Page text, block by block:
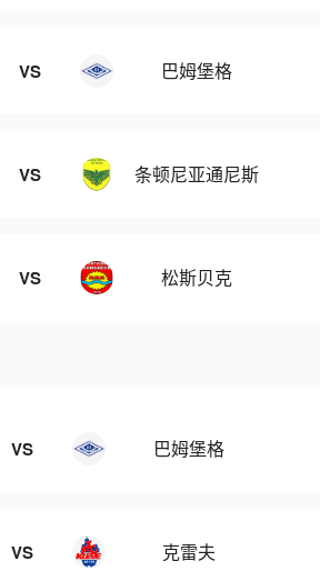
VS 巴姆堡格
VS 条顿尼亚通尼斯
VS 松斯贝克
VS 巴姆堡格
VS 克雷夫